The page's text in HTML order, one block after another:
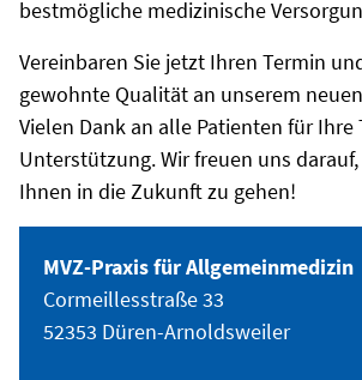
bestmögliche medizinische
Vereinbaren Sie jetzt Ihren Termin
gewohnte Qualität an unserem
Vielen Dank an alle Patienten für Ihre
Unterstützung. Wir freuen uns
Ihnen in die Zukunft zu gehen!
MVZ-Praxis für Allgemeinmedizin
Cormeillesstraße 33
52353 Düren-Arnoldsweiler